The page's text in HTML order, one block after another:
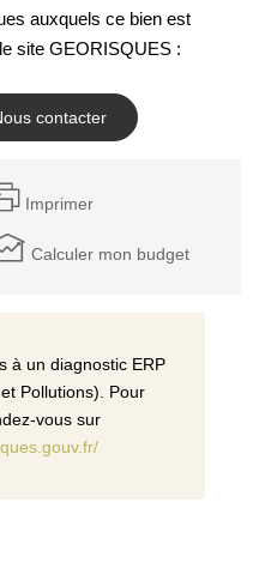
auxquels ce bien est
site GEORISQUES :
contacter
Imprimer
Calculer mon budget
à un diagnostic ERP
Pollutions). Pour
vous sur